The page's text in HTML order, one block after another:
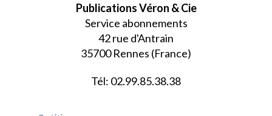
Publications Véron & Cie
Service abonnements
42 rue d'Antrain
35700 Rennes (France)
Tél: 02.99.85.38.38